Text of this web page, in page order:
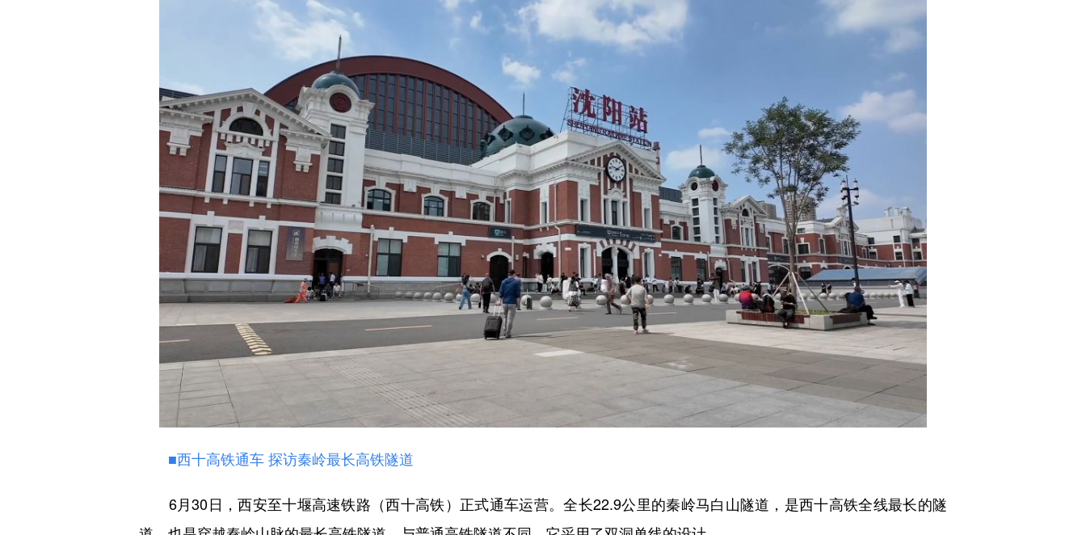
■西十高铁通车 探访秦岭最长高铁隧道
6月30日，西安至十堰高速铁路（西十高铁）正式通车运营。全长22.9公里的秦岭马白山隧道，是西十高铁全线最长的隧